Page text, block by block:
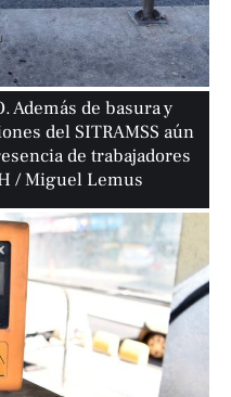
Además de basura y
del SITRAMSS aún
de trabajadores
/ Miguel Lemus